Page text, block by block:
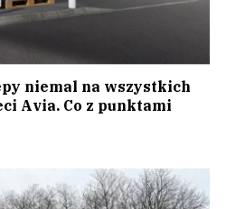
niemal na wszystkich
Avia. Co z punktami